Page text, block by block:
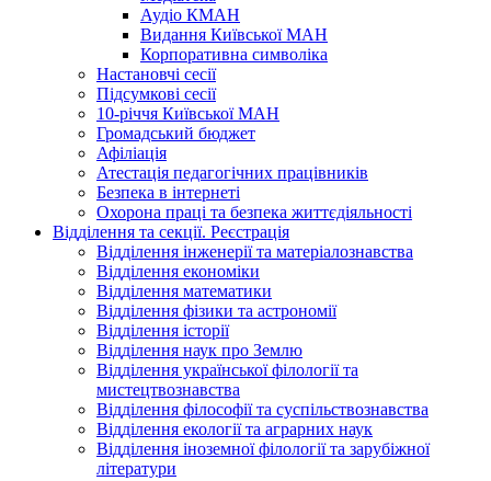
Аудіо КМАН
Видання Київської МАН
Корпоративна символіка
Настановчі сесії
Підсумкові сесії
10-річчя Київської МАН
Громадський бюджет
Афіліація
Атестація педагогічних працівників
Безпека в інтернеті
Охорона праці та безпека життєдіяльності
Відділення та секції. Реєстрація
Відділення інженерії та матеріалознавства
Відділення економіки
Відділення математики
Відділення фізики та астрономії
Відділення історії
Відділення наук про Землю
Відділення української філології та
мистецтвознавства
Відділення філософії та суспільствознавства
Відділення екології та аграрних наук
Відділення іноземної філології та зарубіжної
літератури